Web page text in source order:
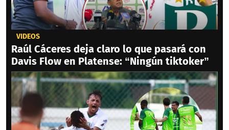
VIDEOS
Raúl Cáceres deja claro lo que pasará con
Davis Flow en Platense: “Ningún tiktoker”